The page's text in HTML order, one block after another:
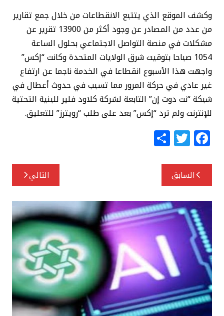
وكشف الموقع الذي يتتبع الانقطاعات من خلال جمع تقارير
من عدد من المصادر عن وجود أكثر من 13900 تقرير عن
مشكلات في منصة التواصل الاجتماعي بحلول الساعة
1054 صباحا بتوقيت شرق الولايات المتحدة وكانت “إكس”
واجهت هذا الأسبوع انقطاعا في الخدمة ناجما عن ارتفاع
غير عادي في حركة المرور مما تسبب في حدوث أعطال في
شبكة “نت دوت إن” التابعة لشركة كلاود فلير للبنية التحتية
للإنترنت ولم ترد “إكس” بعد على طلب “رويترز” للتعليق.
F
a
c
e
b
o
o
k
T
w
itt
e
r
S
h
تصفّح
المقالات
السابق التالي